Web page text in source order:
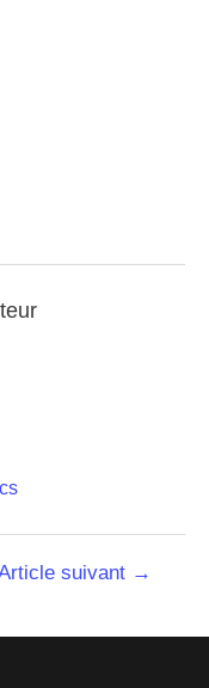
suivant →